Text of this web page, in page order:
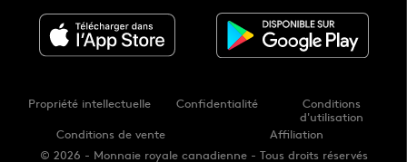
© 2026 - Monnaie royale canadienne - Tous droits réservés
Propriété intellectuelle Confidentialité
Conditions
d'utilisation
Conditions de vente
Affiliation